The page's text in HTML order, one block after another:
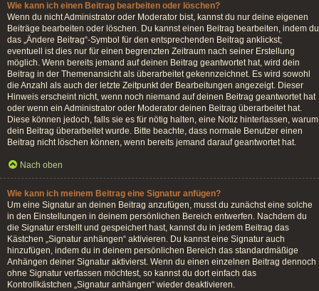
Wie kann ich einen Beitrag bearbeiten oder löschen?
Wenn du nicht Administrator oder Moderator bist, kannst du nur deine eigenen
Beiträge bearbeiten oder löschen. Du kannst einen Beitrag bearbeiten, indem du
das „Ändere Beitrag“-Symbol für den entsprechenden Beitrag anklickst;
eventuell ist dies nur für einen begrenzten Zeitraum nach seiner Erstellung
möglich. Wenn bereits jemand auf deinen Beitrag geantwortet hat, wird dein
Beitrag in der Themenansicht als überarbeitet gekennzeichnet. Es wird sowohl
die Anzahl als auch der letzte Zeitpunkt der Bearbeitungen angezeigt. Dieser
Hinweis erscheint nicht, wenn noch niemand auf deinen Beitrag geantwortet hat
oder wenn ein Administrator oder Moderator deinen Beitrag überarbeitet hat.
Diese können jedoch, falls sie es für nötig halten, eine Notiz hinterlassen, warum
dein Beitrag überarbeitet wurde. Bitte beachte, dass normale Benutzer einen
Beitrag nicht löschen können, wenn bereits jemand darauf geantwortet hat.
Nach oben
Wie kann ich meinem Beitrag eine Signatur anfügen?
Um eine Signatur an deinen Beitrag anzufügen, musst du zunächst eine solche
in den Einstellungen in deinem persönlichen Bereich entwerfen. Nachdem du
die Signatur erstellt und gespeichert hast, kannst du in jedem Beitrag das
Kästchen „Signatur anhängen“ aktivieren. Du kannst eine Signatur auch
hinzufügen, indem du in deinem persönlichen Bereich das standardmäßige
Anhängen deiner Signatur aktivierst. Wenn du einen einzelnen Beitrag dennoch
ohne Signatur verfassen möchtest, so kannst du dort einfach das
Kontrollkästchen „Signatur anhängen“ wieder deaktivieren.